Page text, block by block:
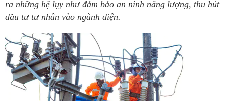
ra những hệ lụy như đảm bảo an ninh năng lượng, thu hút
đầu tư tư nhân vào ngành điện.